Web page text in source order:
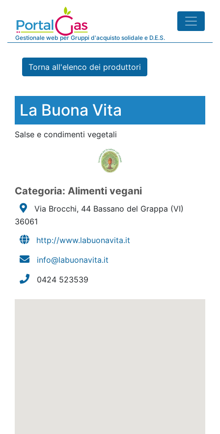
Gestionale web per Gruppi d'acquisto solidale e D.E.S.
Torna all'elenco dei produttori
La Buona Vita
Salse e condimenti vegetali
Categoria: Alimenti vegani
Via Brocchi, 44 Bassano del Grappa (VI)
36061
http://www.labuonavita.it
info@labuonavita.it
0424 523539